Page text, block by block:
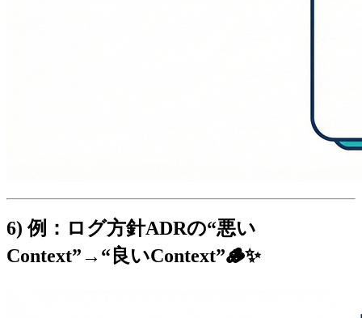
6) 例：ログ方針ADRの“悪い
Context”→“良いContext”🪵✨